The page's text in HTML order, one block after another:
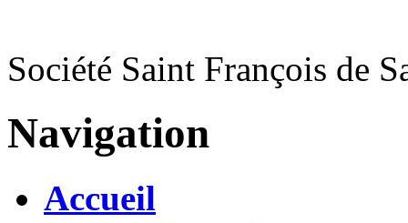
Société Saint François de
Navigation
Accueil